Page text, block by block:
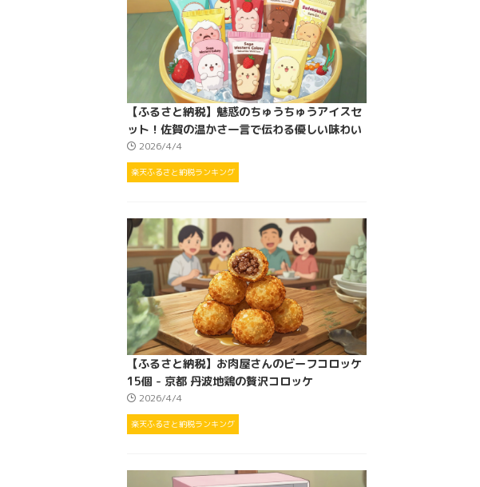
【ふるさと納税】魅惑のちゅうちゅうアイスセ
ット！佐賀の温かさ一言で伝わる優しい味わい
2026/4/4
楽天ふるさと納税ランキング
【ふるさと納税】お肉屋さんのビーフコロッケ
15個 - 京都 丹波地鶏の贅沢コロッケ
2026/4/4
楽天ふるさと納税ランキング